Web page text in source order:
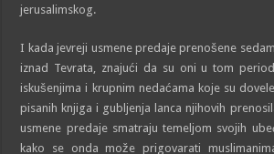
jerusalimskog.
I kada jevreji usmene predaje prenošene
iznad Tevrata, znajući da su oni u tom
iskušenjima i krupnim nedaćama koje su
pisanih knjiga i gubljenja lanca njihovih
usmene predaje smatraju temeljom svojih
kako se onda može prigovarati